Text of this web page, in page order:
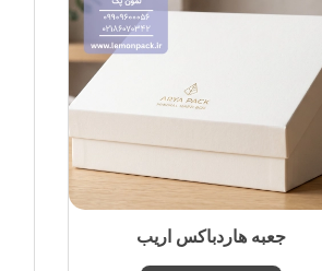
جعبه هاردباکس اریب